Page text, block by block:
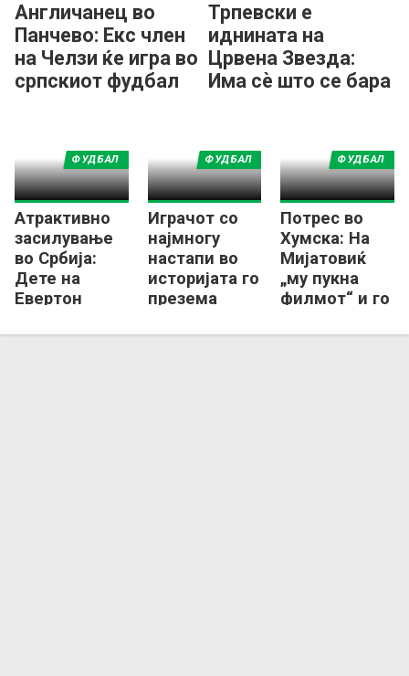
Англичанец во
Панчево: Екс член
на Челзи ќе игра во
српскиот фудбал
Трпевски е
иднината на
Црвена Звезда:
Има сè што се бара
Атрактивно
засилување
во Србија:
Дете на
Евертон
во Чукарички
ФУДБАЛ
Играчот со
најмногу
настапи во
историјата го
презема
Партизан
ФУДБАЛ
Потрес во
Хумска: На
Мијатовиќ
„му пукна
филмот“ и го
Партизан
ФУДБАЛ